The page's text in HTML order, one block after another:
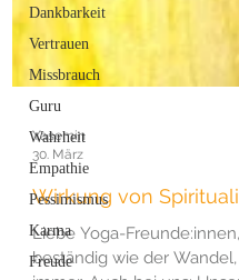
Dankbarkeit
Vertrauen
Missbrauch
Guru
Wahrheit
Empathie
Pessimismus
Karma
Freude
Yasemin
Wirkung von